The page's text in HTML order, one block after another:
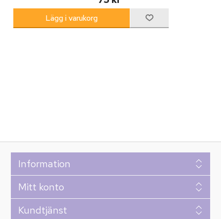
Information
Mitt konto
Kundtjänst